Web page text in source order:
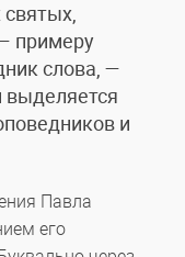
примеру
слова, —
и
Павла
его